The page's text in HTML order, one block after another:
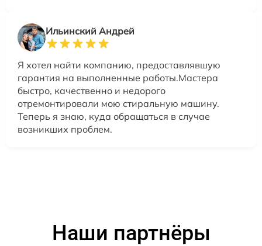
Ильинский Андрей
Я хотел найти компанию, предоставлявшую
гарантия на выполненные работы.Мастера
быстро, качественно и недорого
отремонтировали мою стиральную машину.
Теперь я знаю, куда обращаться в случае
возникших проблем.
Наши партнёры